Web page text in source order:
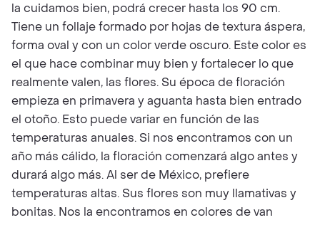
la cuidamos bien, podrá crecer hasta los 90 cm.
Tiene un follaje formado por hojas de textura áspera,
forma oval y con un color verde oscuro. Este color es
el que hace combinar muy bien y fortalecer lo que
realmente valen, las flores. Su época de floración
empieza en primavera y aguanta hasta bien entrado
el otoño. Esto puede variar en función de las
temperaturas anuales. Si nos encontramos con un
año más cálido, la floración comenzará algo antes y
durará algo más. Al ser de México, prefiere
temperaturas altas. Sus flores son muy llamativas y
bonitas. Nos la encontramos en colores de van